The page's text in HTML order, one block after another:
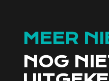
MEER
NOG